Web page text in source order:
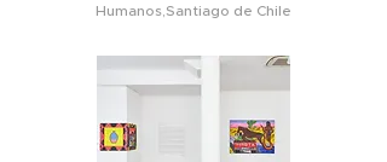
Humanos, Santiago de Chile